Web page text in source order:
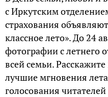
с Иркутским
страхования
классное лето». До 24
фотографии с летнего
всей семьи.
лучшие мгновения
голосования